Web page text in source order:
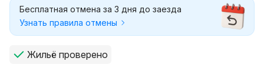
Бесплатная отмена за 3 дня до заезда
Узнать правила отмены
Жильё проверено